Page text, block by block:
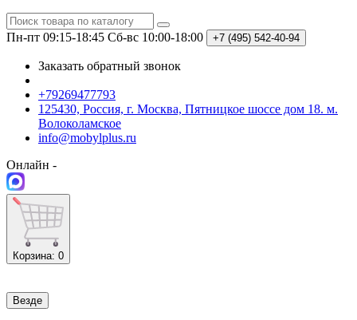
Пн-пт 09:15-18:45 Сб-вс 10:00-18:00 +7 (495) 542-40-94
Заказать обратный звонок
+79269477793
125430, Россия, г. Москва, Пятницкое шоссе дом 18. м.
Волоколамское
info@mobylplus.ru
Онлайн -
Корзина: 0
Везде